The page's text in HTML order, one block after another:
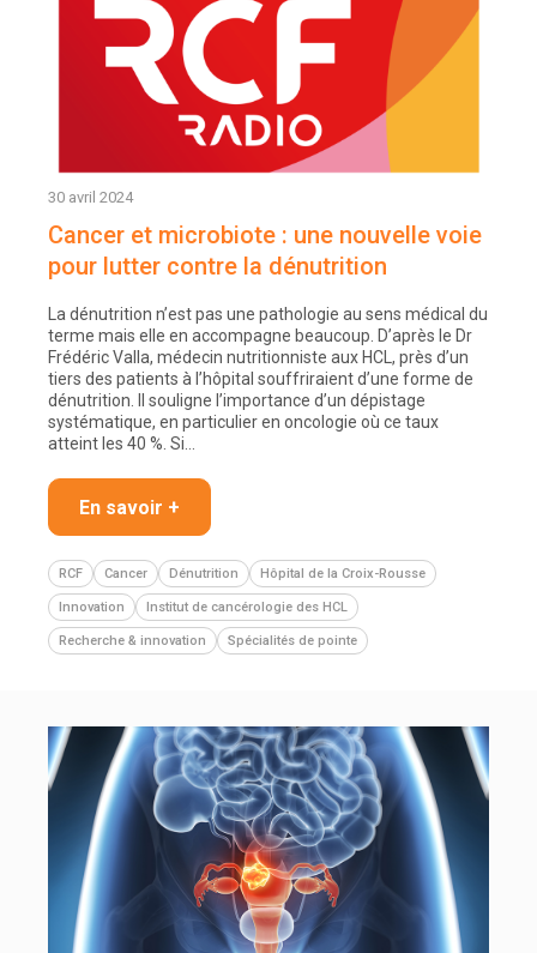
30 avril 2024
Cancer et microbiote : une nouvelle voie
pour lutter contre la dénutrition
La dénutrition n’est pas une pathologie au sens médical du
terme mais elle en accompagne beaucoup. D’après le Dr
Frédéric Valla, médecin nutritionniste aux HCL, près d’un
tiers des patients à l’hôpital souffriraient d’une forme de
dénutrition. Il souligne l’importance d’un dépistage
systématique, en particulier en oncologie où ce taux
atteint les 40 %. Si…
En savoir +
RCF Cancer Dénutrition Hôpital de la Croix-Rousse
Innovation Institut de cancérologie des HCL
Recherche & innovation Spécialités de pointe